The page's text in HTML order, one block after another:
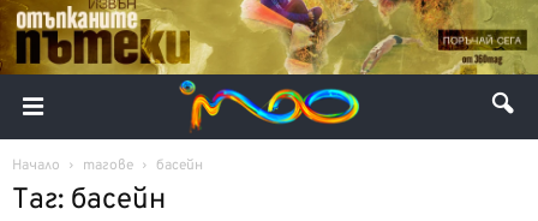
Начало тагове басейн
Таг: басейн